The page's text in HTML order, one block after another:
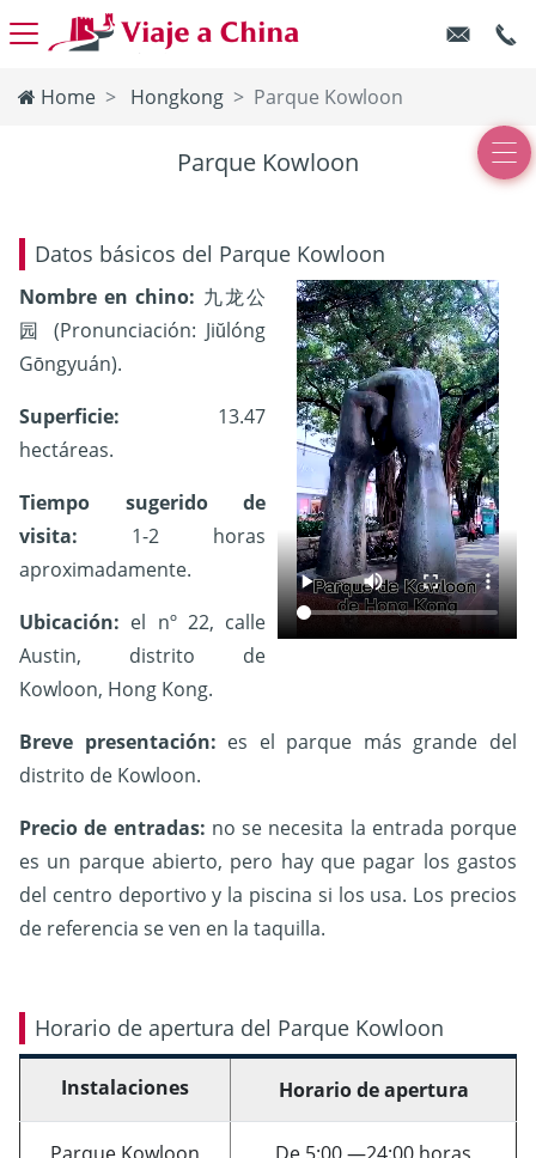
Home Hongkong Parque Kowloon
Parque Kowloon
Datos básicos del Parque Kowloon
Nombre en chino: 九龙公
园 (Pronunciación: Jiŭlóng
Gōngyuán).
Superficie: 13.47
hectáreas.
Tiempo sugerido de
visita: 1-2 horas
aproximadamente.
Ubicación: el nº 22, calle
Austin, distrito de
Kowloon, Hong Kong.
Breve presentación: es el parque más grande del
distrito de Kowloon.
Precio de entradas: no se necesita la entrada porque
es un parque abierto, pero hay que pagar los gastos
del centro deportivo y la piscina si los usa. Los precios
de referencia se ven en la taquilla.
Horario de apertura del Parque Kowloon
Instalaciones Horario de apertura